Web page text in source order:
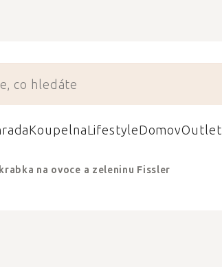
KoupelnaLifestyleDomovOutlet
na ovoce a zeleninu Fissler